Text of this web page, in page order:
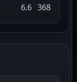
6.6 368